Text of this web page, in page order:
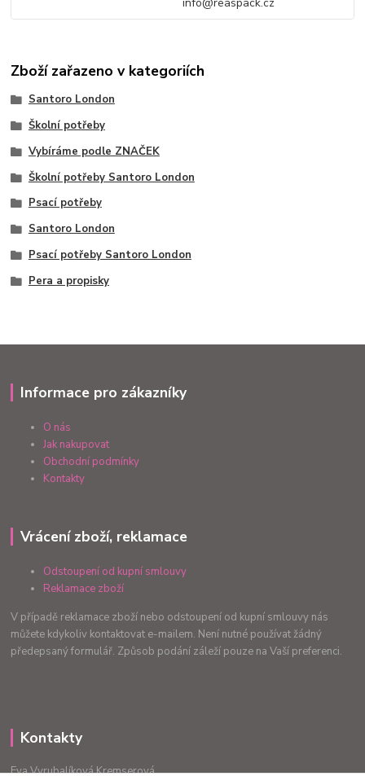
Zboží zařazeno v kategoriích
Santoro London
Školní potřeby
Vybíráme podle ZNAČEK
Školní potřeby Santoro London
Psací potřeby
Santoro London
Psací potřeby Santoro London
Pera a propisky
Informace pro zákazníky
O nás
Jak nakupovat
Obchodní podmínky
Kontakty
Vrácení zboží, reklamace
Odstoupení od kupní smlouvy
Reklamace zboží
V případě reklamace zboží nebo odstoupení od kupní smlouvy nás
můžete kdykoliv kontaktovat e-mailem. Není nutné používat žádný
předepsaný formulář. Způsob podání záleží pouze na Vaší preferenci.
Kontakty
Eva Vyrubalíková Kremserová